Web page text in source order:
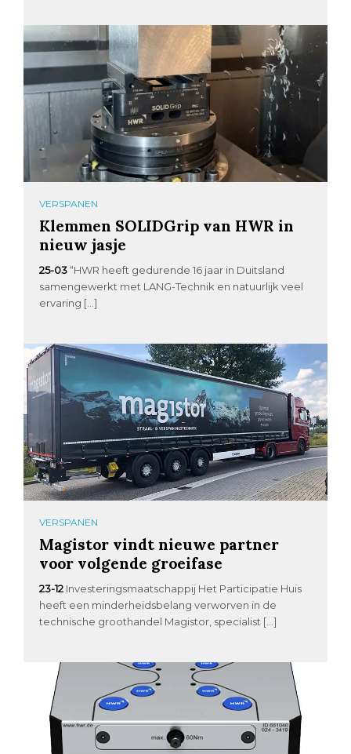
VERSPANEN
Klemmen SOLIDGrip van HWR in
nieuw jasje
25-03 “HWR heeft gedurende 16 jaar in Duitsland
samengewerkt met LANG-Technik en natuurlijk veel
ervaring […]
VERSPANEN
Magistor vindt nieuwe partner
voor volgende groeifase
23-12 Investeringsmaatschappij Het Participatie Huis
heeft een minderheidsbelang verworven in de
technische groothandel Magistor, specialist […]